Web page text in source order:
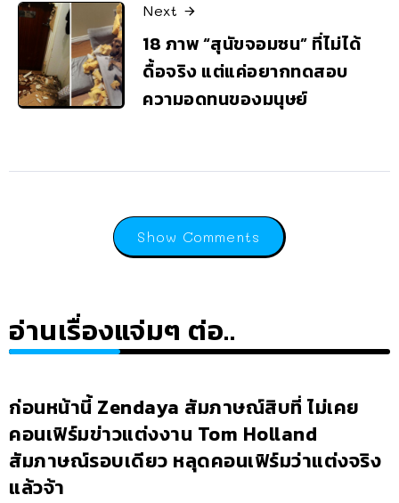
Next
18 ภาพ “สุนัขจอมซน” ที่ไม่ได้
ดื้อจริง แต่แค่อยากทดสอบ
ความอดทนของมนุษย์
Show Comments
อ่านเรื่องแจ่มๆ ต่อ..
ก่อนหน้านี้ Zendaya สัมภาษณ์สิบที่ ไม่เคย
คอนเฟิร์มข่าวแต่งงาน Tom Holland
สัมภาษณ์รอบเดียว หลุดคอนเฟิร์มว่าแต่งจริง
แล้วจ้า